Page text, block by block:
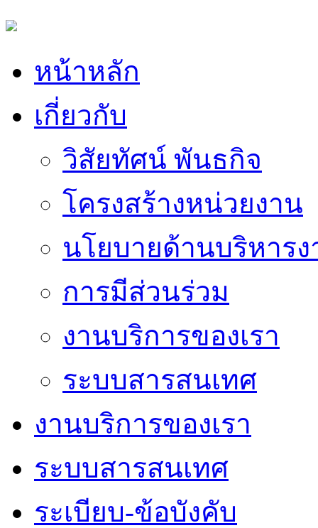
หน้าหลัก
เกี่ยวกับ
วิสัยทัศน์ พันธกิจ
โครงสร้างหน่วยงาน
นโยบายด้านบริหาร
การมีส่วนร่วม
งานบริการของเรา
ระบบสารสนเทศ
งานบริการของเรา
ระบบสารสนเทศ
ระเบียบ-ข้อบังคับ